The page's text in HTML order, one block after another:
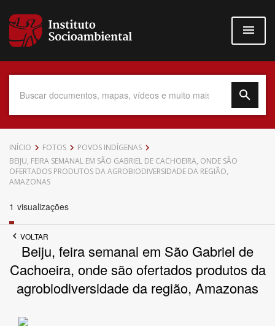
para
conteúdo
Data do Documento
Até
Povo Indígena
INÍCIO FOTOS
POVOS INDÍGENAS
BEIJU, FEIRA SEMANAL EM SÃO GABRIEL DE CACHOEIRA, ONDE SÃO
OFERTADOS PRODUTOS DA AGROBIODIVERSIDADE DA REGIÃO,
AMAZONAS
1 visualizações
VOLTAR
Beiju, feira semanal em São Gabriel de
Cachoeira, onde são ofertados produtos da
agrobiodiversidade da região, Amazonas